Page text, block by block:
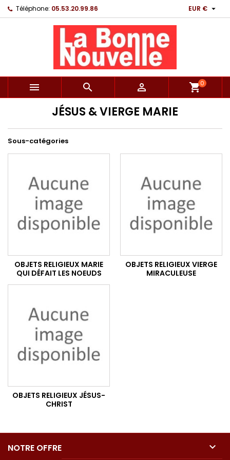
Téléphone: 05.53.20.99.86 EUR € 
   shopping_cart0
JÉSUS & VIERGE MARIE
Sous-catégories
OBJETS RELIGIEUX MARIE
QUI DÉFAIT LES NOEUDS
OBJETS RELIGIEUX VIERGE
MIRACULEUSE
OBJETS RELIGIEUX JÉSUS-
CHRIST
NOTRE OFFRE 